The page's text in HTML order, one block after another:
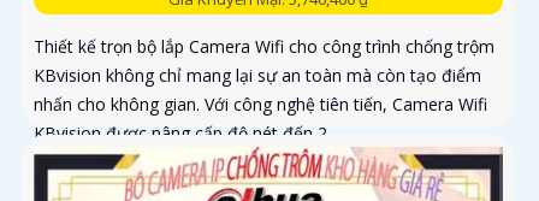
Thiết kế trọn bộ lắp Camera Wifi cho công trình chống trộm
KBvision không chỉ mang lại sự an toàn mà còn tạo điểm
nhấn cho không gian. Với công nghệ tiên tiến, Camera Wifi
KBvision được nâng cấp độ nét đến 2